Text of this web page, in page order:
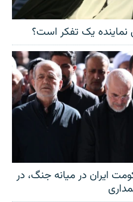
نماینده یک تفکر است؟
ایران در میانه جنگ، در